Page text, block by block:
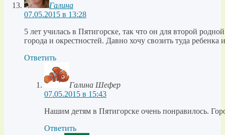
Галина
07.05.2015 в 13:28
5 лет училась в Пятигорске, так что он для второй
города и окрестностей. Давно хочу свозить туда
Ответить
Галина Шефер
07.05.2015 в 15:43
Нашим детям в Пятигорске очень понравилось.
Ответить